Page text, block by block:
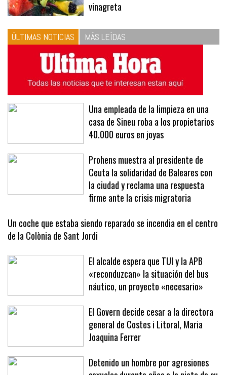
las proporciones. Recetas de
vinagreta
ÚLTIMAS NOTICIAS MÁS LEÍDAS
Una empleada de la limpieza en una
casa de Sineu roba a los propietarios
40.000 euros en joyas
Prohens muestra al presidente de
Ceuta la solidaridad de Baleares con
la ciudad y reclama una respuesta
firme ante la crisis migratoria
Un coche que estaba siendo reparado se incendia en el centro
de la Colònia de Sant Jordi
El alcalde espera que TUI y la APB
«reconduzcan» la situación del bus
náutico, un proyecto «necesario»
El Govern decide cesar a la directora
general de Costes i Litoral, Maria
Joaquina Ferrer